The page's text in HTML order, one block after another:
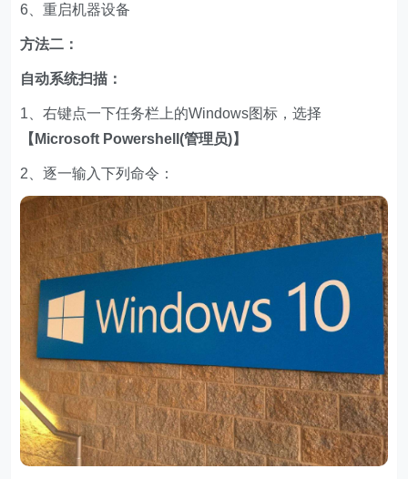
6、重启机器设备
方法二：
自动系统扫描：
1、右键点一下任务栏上的Windows图标，选择
【Microsoft Powershell(管理员)】
2、逐一输入下列命令：